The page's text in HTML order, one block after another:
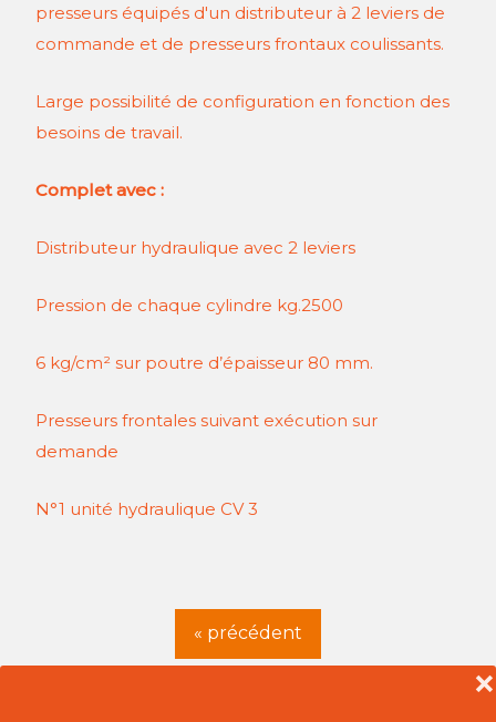
❌
presseurs équipés d'un distributeur à 2 leviers de
commande et de presseurs frontaux coulissants.
Large possibilité de configuration en fonction des
besoins de travail.
Complet avec :
Distributeur hydraulique avec 2 leviers
Pression de chaque cylindre kg.2500
6 kg/cm² sur poutre d’épaisseur 80 mm.
Presseurs frontales suivant exécution sur
demande
N°1 unité hydraulique CV 3
« précédent